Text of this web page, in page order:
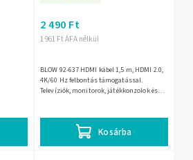
1 961 Ft ÁFA nélkül
2 490 Ft
Kosárba
BLOW 92-637 HDMI kábel 1,5 m, HDMI 2.0,
4K/60 Hz felbontás támogatással.
Televíziók, monitorok, játékkonzolok és